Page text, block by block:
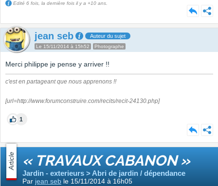
Edité 6 fois, la dernière fois il y a +10 ans.
jean seb Auteur du sujet
Le 15/11/2014 à 15h52 Photographe
Merci philippe je pense y arriver !!
c'est en partageant que nous apprenons !!
[url=http://www.forumconstruire.com/recits/recit-24130.php]
1
Article « TRAVAUX CABANON »
Jardin - exterieurs > Abri de jardin / dépendance
Par jean seb le 15/11/2014 à 16h05